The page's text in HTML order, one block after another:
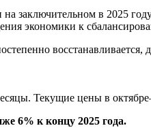
заключительном в 2025
экономики к
Текущие цены в
6% к концу 2025 года.